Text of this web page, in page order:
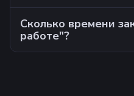
Сколько времени
работе"?